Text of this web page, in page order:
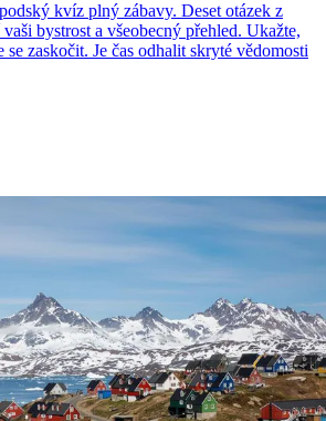
kvíz plný zábavy. Deset otázek z
bystrost a všeobecný přehled. Ukažte,
se zaskočit. Je čas odhalit skryté vědomosti